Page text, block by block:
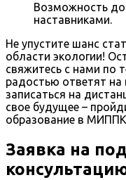
Возможность
наставниками.
Не упустите шанс
области экологии!
свяжитесь с нами по
радостью ответят
записаться на
свое будущее –
образование в
Заявка на